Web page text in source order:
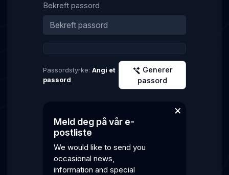
Bekreft passord
Passordstyrke: Angi et
passord
passord
Meld deg på vår e-
postliste
We would like to send you
occasional news,
information and special
×